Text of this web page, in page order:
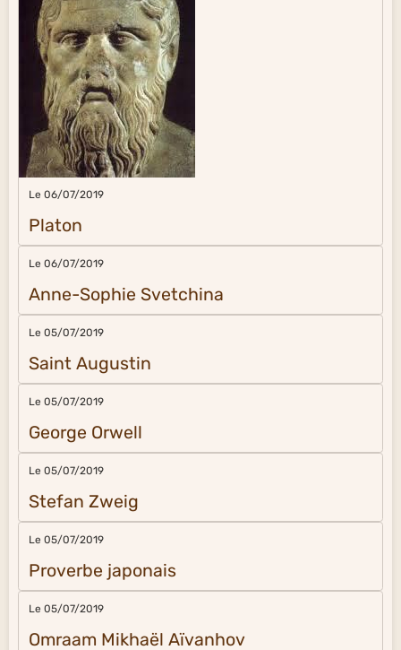
Le 06/07/2019
Platon
Le 06/07/2019
Anne-Sophie Svetchina
Le 05/07/2019
Saint Augustin
Le 05/07/2019
George Orwell
Le 05/07/2019
Stefan Zweig
Le 05/07/2019
Proverbe japonais
Le 05/07/2019
Omraam Mikhaël Aïvanhov